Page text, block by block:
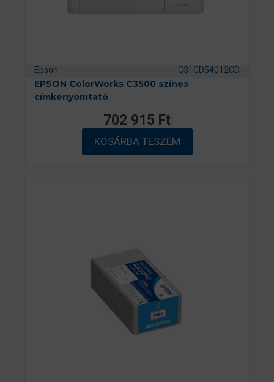
Epson C31CD54012CD
EPSON ColorWorks C3500 színes
címkenyomtató
702 915 Ft
KOSÁRBA TESZEM